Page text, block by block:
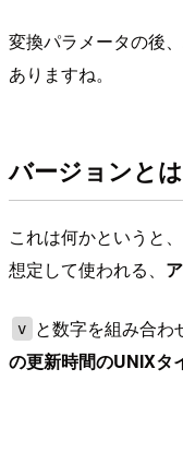
変換パラメータの後
ありますね。
バージョンとは
これは何かというと
想定して使われる、
v と数字を組み合わ
の更新時間のUNIXタ